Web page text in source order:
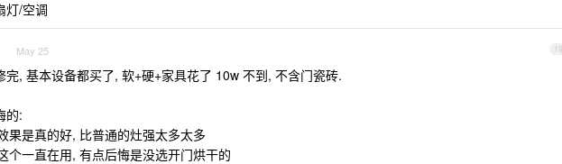
灯/空调
19
May 25
完, 基本设备都买了, 软+硬+家具花了 10w 不到, 不含门瓷砖.
的:
果是真的好, 比普通的灶强太多太多
个一直在用, 有点后悔是没选开门烘干的